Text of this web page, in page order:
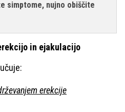
simptome, nujno obiščite
in ejakulacijo
erekcije